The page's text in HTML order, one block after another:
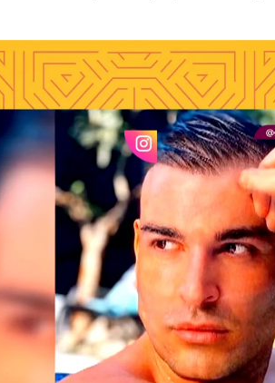
estética en Turquía: